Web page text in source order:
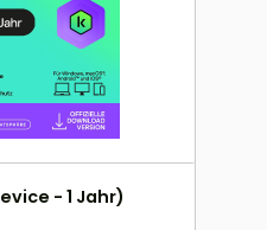
- 1 Jahr)